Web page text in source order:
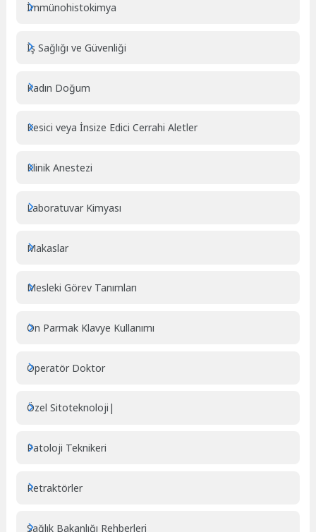
İmmünohistokimya
İş Sağlığı ve Güvenliği
Kadın Doğum
Kesici veya İnsize Edici Cerrahi Aletler
Klinik Anestezi
Laboratuvar Kimyası
Makaslar
Mesleki Görev Tanımları
On Parmak Klavye Kullanımı
Operatör Doktor
Özel Sitoteknoloji|
Patoloji Teknikeri
Retraktörler
Sağlık Bakanlığı Rehberleri